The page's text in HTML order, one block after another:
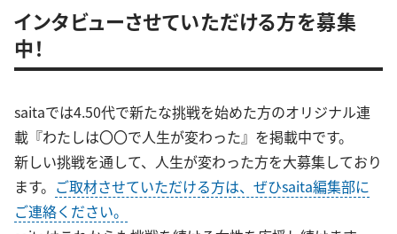
インタビューさせていただける方を募集
中！
saitaでは4.50代で新たな挑戦を始めた方のオリジナル連
載『わたしは〇〇で人生が変わった』を掲載中です。
新しい挑戦を通して、人生が変わった方を大募集しており
ます。 ご取材させていただける方は、ぜひsaita編集部に
ご連絡ください。